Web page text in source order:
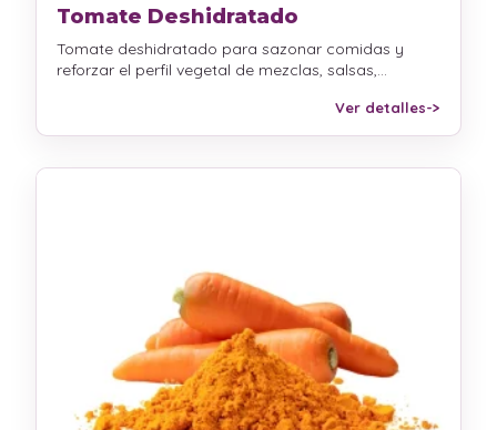
Tomate Deshidratado
Tomate deshidratado para sazonar comidas y
reforzar el perfil vegetal de mezclas, salsas,…
Ver detalles->